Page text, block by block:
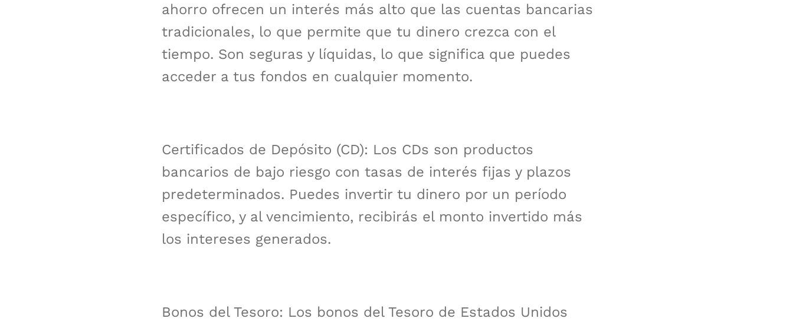
ahorro ofrecen un interés más alto que las cuentas bancarias
tradicionales, lo que permite que tu dinero crezca con el
tiempo. Son seguras y líquidas, lo que significa que puedes
acceder a tus fondos en cualquier momento.
Certificados de Depósito (CD): Los CDs son productos
bancarios de bajo riesgo con tasas de interés fijas y plazos
predeterminados. Puedes invertir tu dinero por un período
específico, y al vencimiento, recibirás el monto invertido más
los intereses generados.
Bonos del Tesoro: Los bonos del Tesoro de Estados Unidos